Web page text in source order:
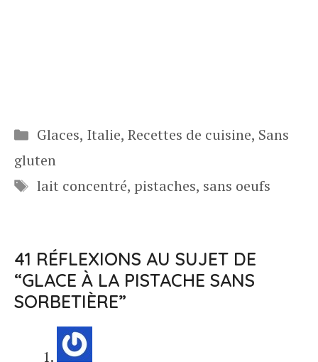
Catégories
Glaces, Italie, Recettes de cuisine, Sans
gluten
Étiquettes
lait concentré, pistaches, sans oeufs
41 RÉFLEXIONS AU SUJET DE
“GLACE À LA PISTACHE SANS
SORBETIÈRE”